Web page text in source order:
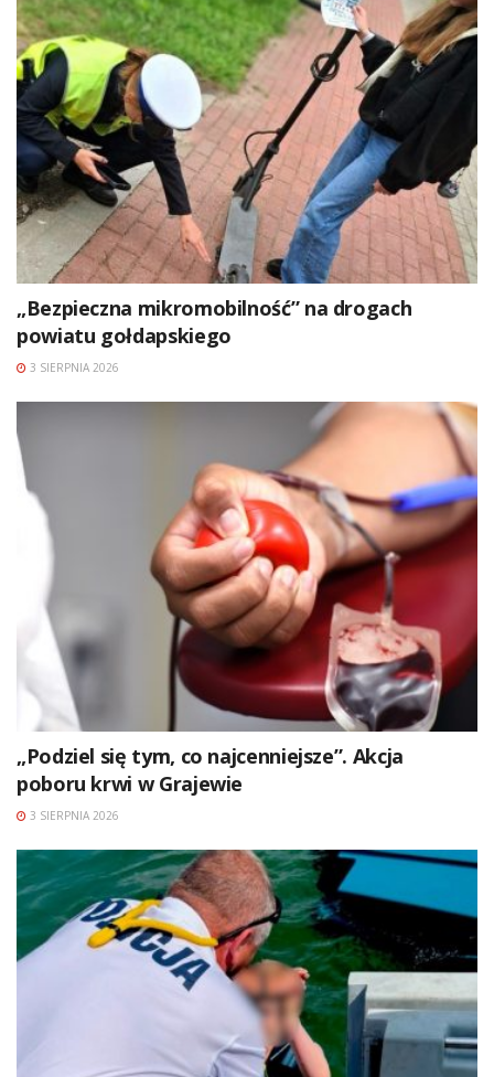
„Bezpieczna mikromobilność” na drogach
powiatu gołdapskiego
3 SIERPNIA 2026
„Podziel się tym, co najcenniejsze”. Akcja
poboru krwi w Grajewie
3 SIERPNIA 2026